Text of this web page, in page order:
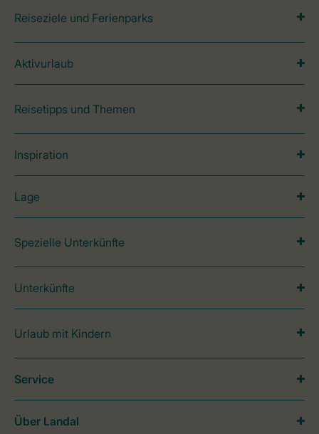
Reiseziele und Ferienparks
Aktivurlaub
Reisetipps und Themen
Inspiration
Lage
Spezielle Unterkünfte
Unterkünfte
Urlaub mit Kindern
Service
Über Landal